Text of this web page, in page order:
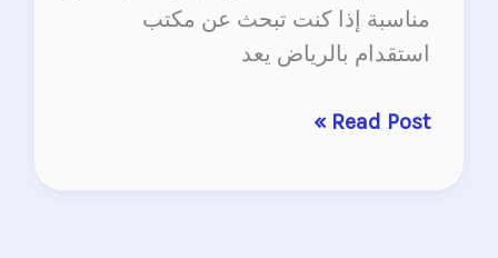
مناسبة إذا كنت تبحث عن مكتب
استقدام بالرياض يعد
Read Post »